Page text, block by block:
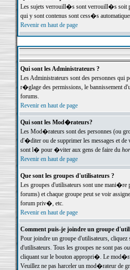
Les sujets verrouill�s sont verrouill�s soit
qui y sont contenus sont cess�s
Revenir en haut de page
Qui sont les Administrateurs ?
Les Administrateurs sont des personnes
r�glage des permissions, le bannissement
forums.
Revenir en haut de page
Qui sont les Mod�rateurs?
Les Mod�rateurs sont des personnes (ou
d'�diter ou de supprimer les messages et
sont l� pour �viter aux gens de faire du
Revenir en haut de page
Que sont les groupes d'utilisateurs ?
Les groupes d'utilisateurs sont une mani�re
forums) et chaque groupe peut se voir
forum priv�, etc.
Revenir en haut de page
Comment puis-je joindre un groupe
Pour joindre un groupe d'utilisateurs, cliquez
d'utilisateurs. Tous les groupes ne sont pas
cliquant sur le bouton appropri�. Le
Veuillez ne pas harceler un mod�rateur de